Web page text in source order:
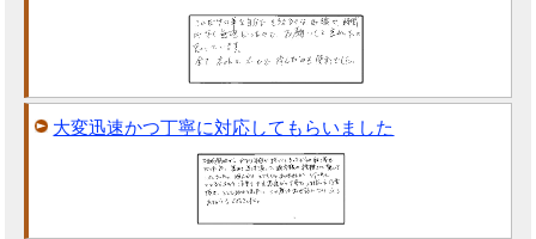
大変迅速かつ丁寧に対応してもらいました